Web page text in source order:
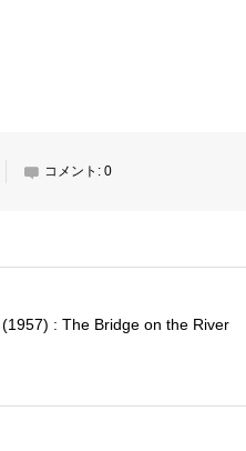
コメント: 0
: The Bridge on the River